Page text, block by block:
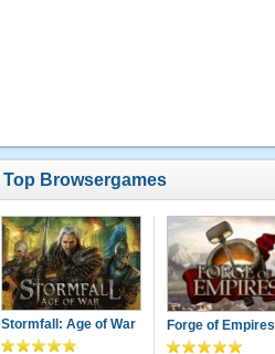
Top Browsergames
Stormfall: Age of War Forge of Empires